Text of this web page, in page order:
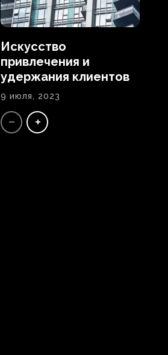
Искусство
привлечения и
удержания клиентов
9 июля, 2023